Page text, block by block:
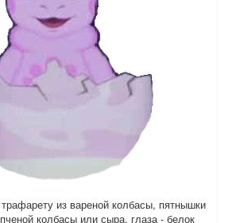
из вареной колбасы, пятнышки
колбасы или сыра, глаза - белок